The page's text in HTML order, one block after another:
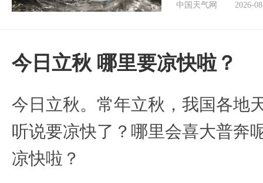
中国天气网
2026-
今日立秋 哪里要凉快啦？
今日立秋。常年立秋，我国各地
听说要凉快了？哪里会喜大普奔
凉快啦？